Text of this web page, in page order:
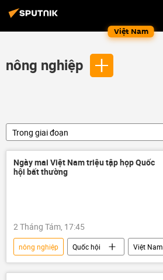
Việt Nam
nông nghiệp
Trong giai đoạn
Ngày mai Việt Nam triệu tập họp Quốc
hội bất thường
2 Tháng Tám, 17:45
nông nghiệp Quốc hội
Việt Nam
Chính trị
Nguyễn Mạnh Hùng